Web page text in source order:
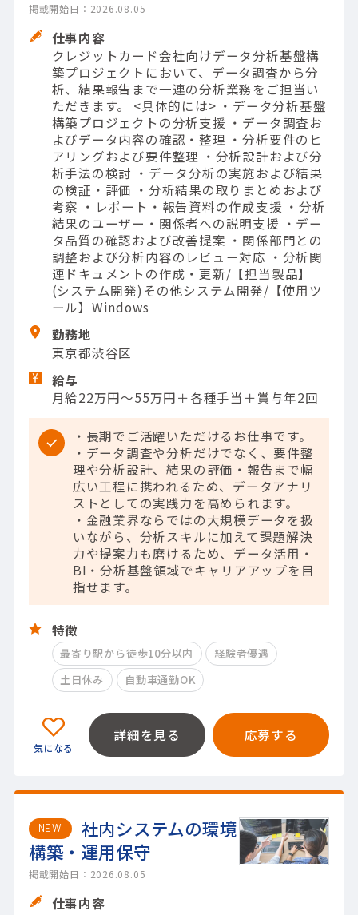
掲載開始日：2026.08.05
仕事内容
クレジットカード会社向けデータ分析基盤構
築プロジェクトにおいて、データ調査から分
析、結果報告まで一連の分析業務をご担当い
ただきます。 <具体的には> ・データ分析基盤
構築プロジェクトの分析支援 ・データ調査お
よびデータ内容の確認・整理 ・分析要件のヒ
アリングおよび要件整理 ・分析設計および分
析手法の検討 ・データ分析の実施および結果
の検証・評価 ・分析結果の取りまとめおよび
考察 ・レポート・報告資料の作成支援 ・分析
結果のユーザー・関係者への説明支援 ・デー
タ品質の確認および改善提案 ・関係部門との
調整および分析内容のレビュー対応 ・分析関
連ドキュメントの作成・更新/【担当製品】
(システム開発)その他システム開発/【使用ツ
ール】Windows
勤務地
東京都渋谷区
給与
月給22万円～55万円＋各種手当＋賞与年2回
・長期でご活躍いただけるお仕事です。
・データ調査や分析だけでなく、要件整
理や分析設計、結果の評価・報告まで幅
広い工程に携われるため、データアナリ
ストとしての実践力を高められます。
・金融業界ならではの大規模データを扱
いながら、分析スキルに加えて課題解決
力や提案力も磨けるため、データ活用・
BI・分析基盤領域でキャリアアップを目
指せます。
特徴
最寄り駅から徒歩10分以内
経験者優遇
土日休み
自動車通勤OK
詳細を見る 応募する
NEW
社内システムの環境
構築・運用保守
掲載開始日：2026.08.05
仕事内容